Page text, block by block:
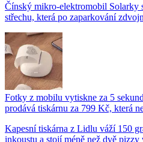
Čínský mikro-elektromobil Solarky
střechu, která po zaparkování
Fotky z mobilu vytiskne za 5
prodává tiskárnu za 799 Kč, která
Kapesní tiskárna z Lidlu váží 150
inkoustu a stojí méně než dvě pizzy